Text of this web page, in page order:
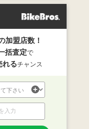
加盟店数！
括査定で
れるチャンス